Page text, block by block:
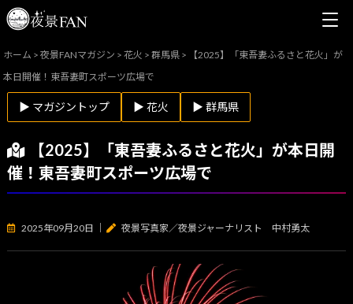
ホーム >夜景FANマガジン >花火 >群馬県 >
【2025】「東吾妻ふるさと花火」が
本日開催！東吾妻町スポーツ広場で
▶ マガジントップ ▶ 花火 ▶ 群馬県
【2025】「東吾妻ふるさと花火」が本日開
催！東吾妻町スポーツ広場で
2025年09月20日 夜景写真家／夜景ジャーナリスト 中村勇太